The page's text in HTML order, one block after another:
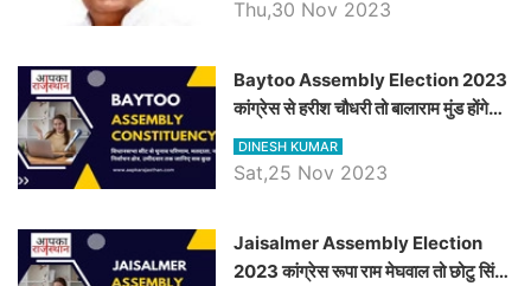
Thu,30 Nov 2023
Baytoo Assembly Election 2023
कांग्रेस से हरीश चौधरी तो बालाराम मुंड होंगे
भाजपा उम्मीदवार, जानिये बायतू विधानसभा
सीट के ताजा समीकरण
DINESH KUMAR
Sat,25 Nov 2023
​​​​​​​Jaisalmer Assembly Election
2023 कांग्रेस रूपा राम मेघवाल तो छोटु सिंह